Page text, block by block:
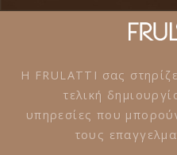
Η FRULATTI σας
τελική
υπηρεσίες που
τους